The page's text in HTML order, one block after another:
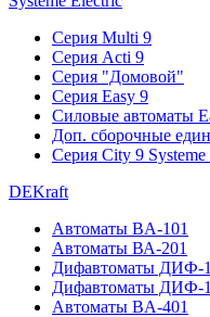
Серия Multi 9
Серия Acti 9
Серия "Домовой"
Серия Easy 9
Силовые автоматы
Доп. сборочные
Серия City 9 Systeme
DEKraft
Автоматы BA-101
Автоматы ВА-201
Дифавтоматы ДИФ-
Дифавтоматы ДИФ-
Автоматы BA-401